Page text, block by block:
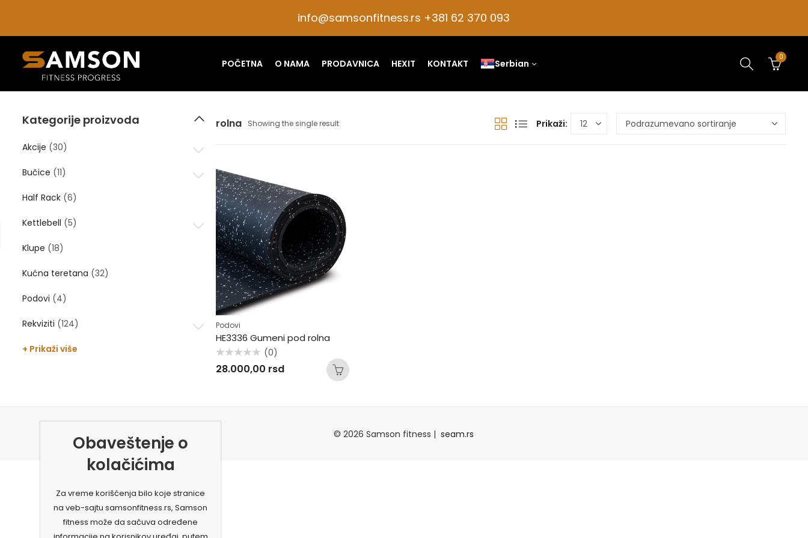
info@samsonfitness.rs +381 62 370 093
POČETNA O NAMA PRODAVNICA HEXIT KONTAKT Serbian
0
rolna Showing the single result Prikaži:
Podovi
HE3336 Gumeni pod rolna
sa
(0)
28.000,00 rsd
Kategorije proizvoda
Akcije (30)
Bučice (11)
Half Rack (6)
Kettlebell (5)
Klupe (18)
Kućna teretana (32)
Podovi (4)
Rekviziti (124)
+ Prikaži više
© 2026 Samson fitness |seam.rs
Obaveštenje o
kolačićima
Za vreme korišćenja bilo koje stranice
na veb-sajtu samsonfitness.rs, Samson
fitness može da sačuva određene